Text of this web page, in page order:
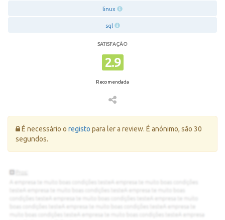
linux
sql
SATISFAÇÃO
2.9
Recomendada
Erro:
É necessário o registo para ler a review. É anónimo, são 30
segundos.